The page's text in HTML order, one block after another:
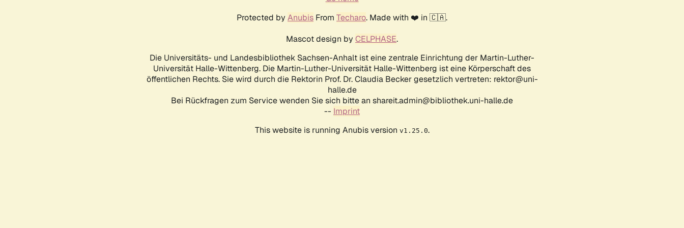
Protected by Anubis From Techaro. Made with ❤️ in 🇨🇦.
Mascot design by CELPHASE.
Die Universitäts- und Landesbibliothek Sachsen-Anhalt ist eine zentrale Einrichtung der Martin-Luther-
Universität Halle-Wittenberg. Die Martin-Luther-Universität Halle-Wittenberg ist eine Körperschaft des
öffentlichen Rechts. Sie wird durch die Rektorin Prof. Dr. Claudia Becker gesetzlich vertreten: rektor@uni-
halle.de
Bei Rückfragen zum Service wenden Sie sich bitte an shareit.admin@bibliothek.uni-halle.de
-- Imprint
This website is running Anubis version v1.25.0.